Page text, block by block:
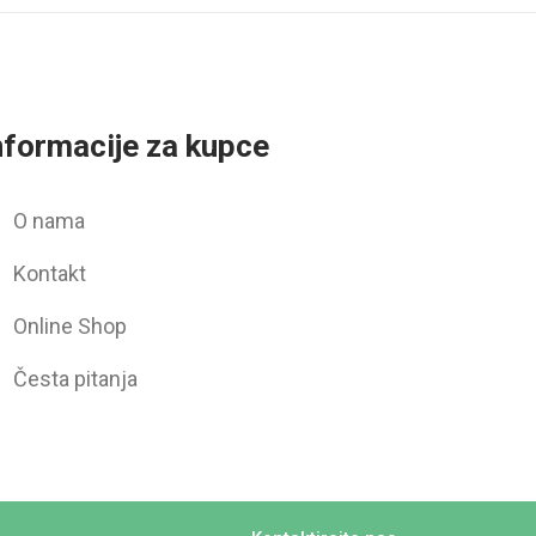
za kupce
O nama
Kontakt
Online Shop
Česta pitanja